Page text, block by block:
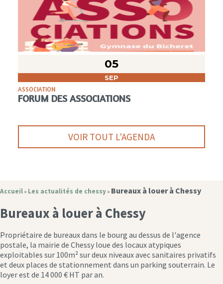
05
SEP
ASSOCIATION
FORUM DES ASSOCIATIONS
VOIR TOUT L'AGENDA
Accueil » Les actualités de chessy » Bureaux à louer à Chessy
Bureaux à louer à Chessy
Propriétaire de bureaux dans le bourg au dessus de l'agence
postale, la mairie de Chessy loue des locaux atypiques
exploitables sur 100m² sur deux niveaux avec sanitaires privatifs
et deux places de stationnement dans un parking souterrain. Le
loyer est de 14 000 € HT par an.